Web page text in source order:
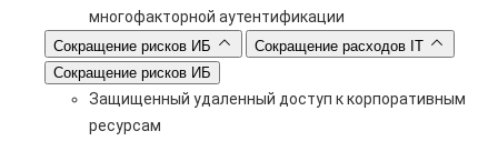
многофакторной аутентификации
Сокращение рисков ИБ
Сокращение расходов IT
Сокращение рисков ИБ
Защищенный удаленный доступ к корпоративным
ресурсам